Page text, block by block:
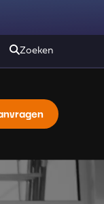
Zoeken